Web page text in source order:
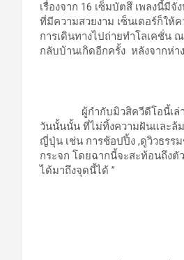
เรื่องจาก 16 เซ็มบัตสึ เพลงนี้มี
ที่มีความสวยงาม เซ็นเตอร์ก็ให้
การเดินทางไปถ่ายทำโลเคชั่น
กลับบ้านเกิดอีกครั้ง หลังจากห่า
ผู้กำกับมิวสิควีดีโอนี้เล่าว่า “
วันนั้นนั้น ที่ไม่ทิ้งความฝันและล้
ญี่ปุ่น เช่น การช้อปปิ้ง ,ดูวิวธรร
กระจก โดยฉากนี้จะสะท้อนถึง
ได้มาถึงจุดนี้ได้ ”